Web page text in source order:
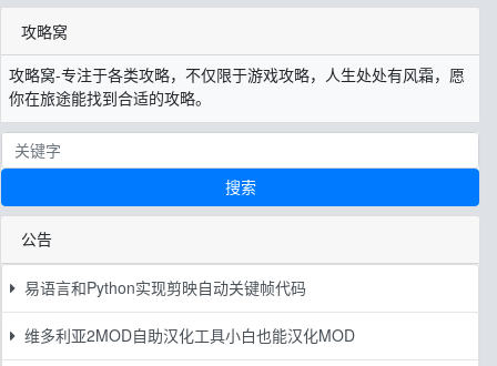
攻略窝
攻略窝-专注于各类攻略，不仅限于游戏攻略，人生处处有风霜，愿
你在旅途能找到合适的攻略。
搜索
公告
易语言和Python实现剪映自动关键帧代码
维多利亚2MOD自助汉化工具小白也能汉化MOD